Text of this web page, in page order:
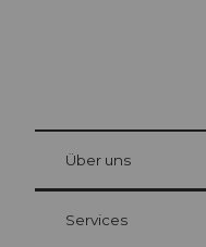
Gästekarte Luzern
Ihre Vorteile als
at Bre
Über uns
Services